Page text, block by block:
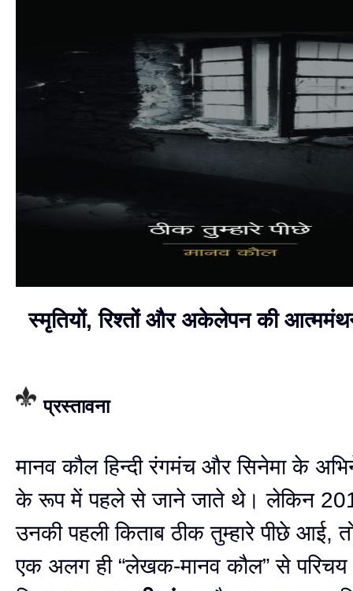
स्मृतियों, रिश्तों और अकेलेपन की
प्रस्तावना
मानव कौल हिन्दी रंगमंच और सिनेमा के
के रूप में पहले से जाने जाते थे। लेकिन
उनकी पहली किताब ठीक तुम्हारे पीछे आई,
एक अलग ही “लेखक-मानव कौल” से